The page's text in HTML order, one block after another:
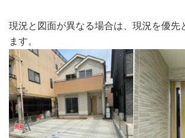
現況と図面が異なる場合は、現況を優先
ます。